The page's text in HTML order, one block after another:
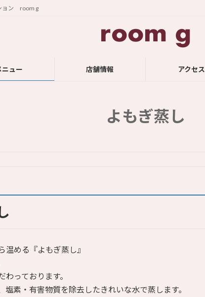
ョン room g
ニュー 店舗情報 アクセス
よもぎ蒸し
める『よもぎ蒸し』
っております。
素・有害物質を除去したきれいな水で蒸します。